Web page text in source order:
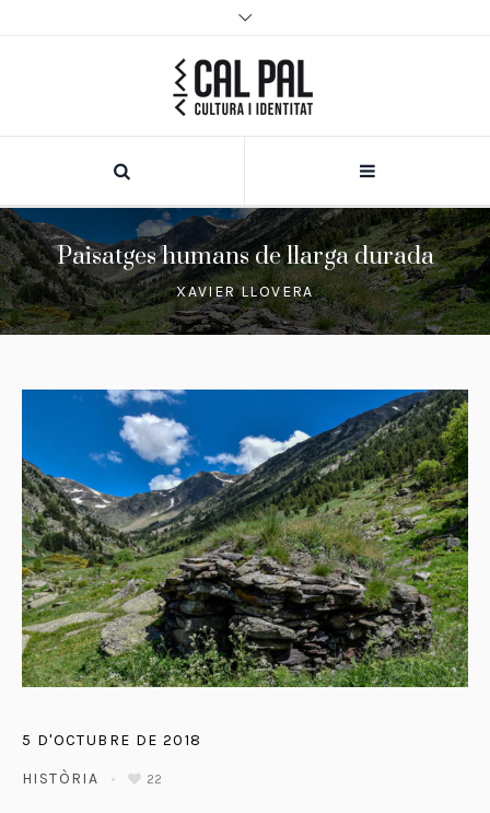
Paisatges humans de llarga durada
XAVIER LLOVERA
5 D'OCTUBRE DE 2018
HISTÒRIA 22